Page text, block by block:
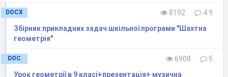
.
Оскільки
, то
Розв'язування
DOCX 8192
4.9
Збірник прикладних задач шкільної програми "Шахтна
геометрія"
DOC 6908
5
Урок геометрії в 9 класі+презентація+ музична